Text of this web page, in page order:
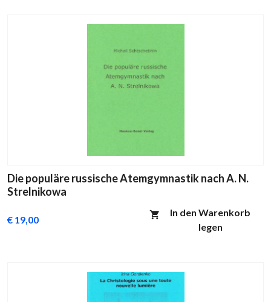
Die populäre russische Atemgymnastik nach A. N.
Strelnikowa
€ 19,00
In den Warenkorb
legen